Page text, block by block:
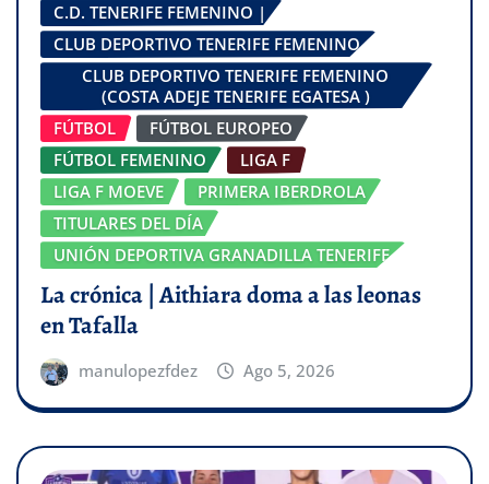
C.D. TENERIFE FEMENINO |
CLUB DEPORTIVO TENERIFE FEMENINO
CLUB DEPORTIVO TENERIFE FEMENINO
(COSTA ADEJE TENERIFE EGATESA )
FÚTBOL
FÚTBOL EUROPEO
FÚTBOL FEMENINO
LIGA F
LIGA F MOEVE
PRIMERA IBERDROLA
TITULARES DEL DÍA
UNIÓN DEPORTIVA GRANADILLA TENERIFE
La crónica | Aithiara doma a las leonas
en Tafalla
manulopezfdez Ago 5, 2026